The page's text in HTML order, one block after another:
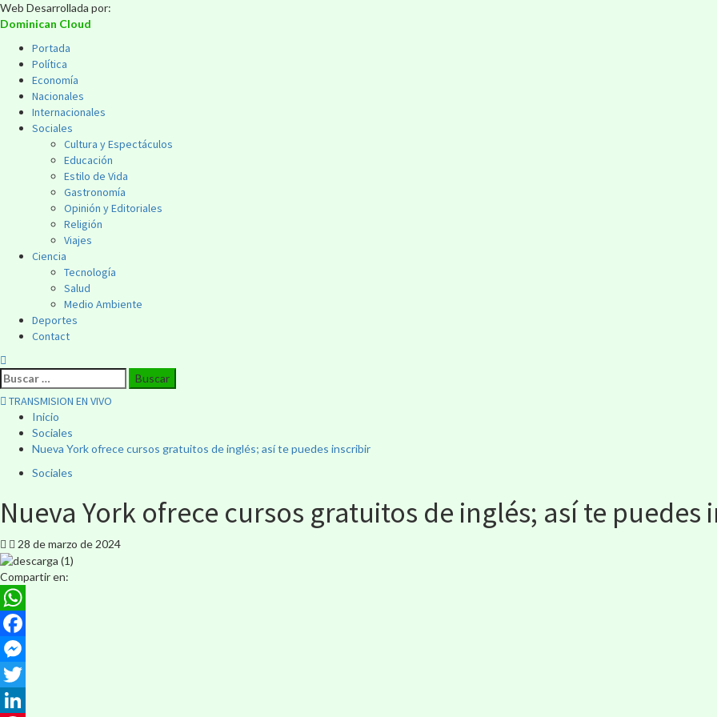
Web Desarrollada por:
Dominican Cloud
Portada
Política
Economía
Nacionales
Internacionales
Sociales
Cultura y Espectáculos
Educación
Estilo de Vida
Gastronomía
Opinión y Editoriales
Religión
Viajes
Ciencia
Tecnología
Salud
Medio Ambiente
Deportes
Contact
TRANSMISION EN VIVO
Inicio
Sociales
Nueva York ofrece cursos gratuitos de inglés; así te puedes inscribir
Sociales
Nueva York ofrece cursos gratuitos de inglés; así te puedes
28 de marzo de 2024
Compartir en:
WhatsApp
Facebook
Messenger
Twitter